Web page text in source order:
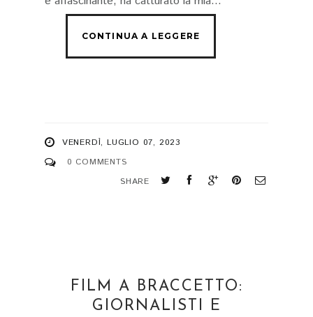
VENERDÌ, LUGLIO 07, 2023
0 COMMENTS
SHARE
FILM A BRACCETTO:
GIORNALISTI E